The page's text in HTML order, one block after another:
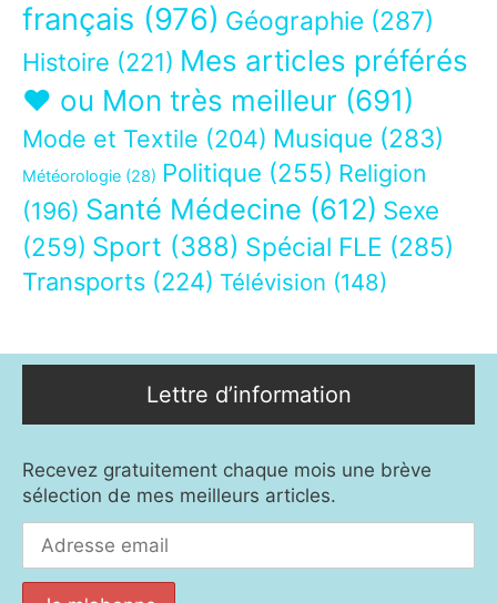
français (976) Géographie (287)
Histoire (221) Mes articles préférés
❤ ou Mon très meilleur (691)
Mode et Textile (204) Musique (283)
Météorologie (28) Politique (255) Religion
(196) Santé Médecine (612) Sexe
(259) Sport (388) Spécial FLE (285)
Transports (224) Télévision (148)
Lettre d’information
Recevez gratuitement chaque mois une brève
sélection de mes meilleurs articles.